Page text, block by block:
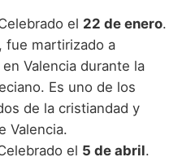
el 22 de enero.
fue martirizado a
Valencia durante la
Es uno de los
de la cristiandad y
Valencia.
el 5 de abril.